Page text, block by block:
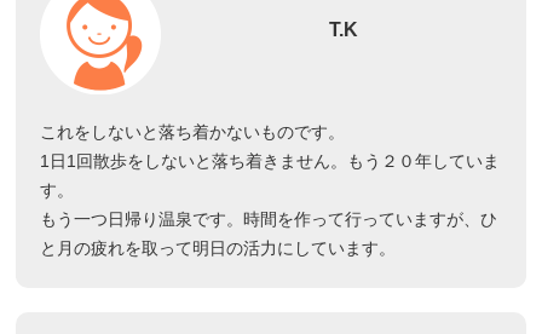
T.K
これをしないと落ち着かないものです。
1日1回散歩をしないと落ち着きません。もう２０年していま
す。
もう一つ日帰り温泉です。時間を作って行っていますが、ひ
と月の疲れを取って明日の活力にしています。